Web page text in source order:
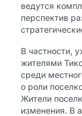
ведутся
перспектив
В частности,
жителями
среди
о роли
Жители
изменения. В